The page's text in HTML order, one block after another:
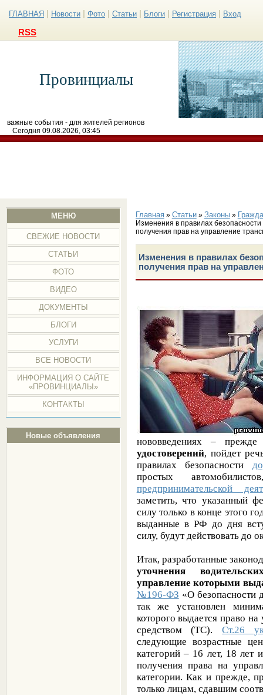
ГЛАВНАЯ Новости Фото Статьи Блоги Регистрация Вход
RSS
Провинциалы
важные события - для жителей регионов
Сегодня 09.08.2026, 03:45
МЕНЮ
СВЕЖИЕ НОВОСТИ
СТАТЬИ
ФОТО
ВИДЕО
ДОКУМЕНТЫ
БЛОГИ
УСЛУГИ
ВСЕ НОВОСТИ
ИНФОРМАЦИЯ О САЙТЕ
«ПРОВИНЦИАЛЫ»
КОНТАКТЫ
Новые объявления
Главная» Статьи» Законы»
Изменения в правилах
получения прав на управление
Изменения в правилах
получения прав на
нововведениях –
удостоверений, пойдет
правилах безопасности
простых
предпринимательской
заметить, что указанный
силу только в конце этого
выданные в РФ до дня
силу, будут действовать до
Итак, разработанные
уточнения
управление которыми
№196-ФЗ «О безопасности
так же установлен
которого выдается право
средством (ТС).Ст.26
следующие возрастные
категорий – 16 лет, 18 лет
получения права на
категории. Как и прежде,
только лицам, сдавшим